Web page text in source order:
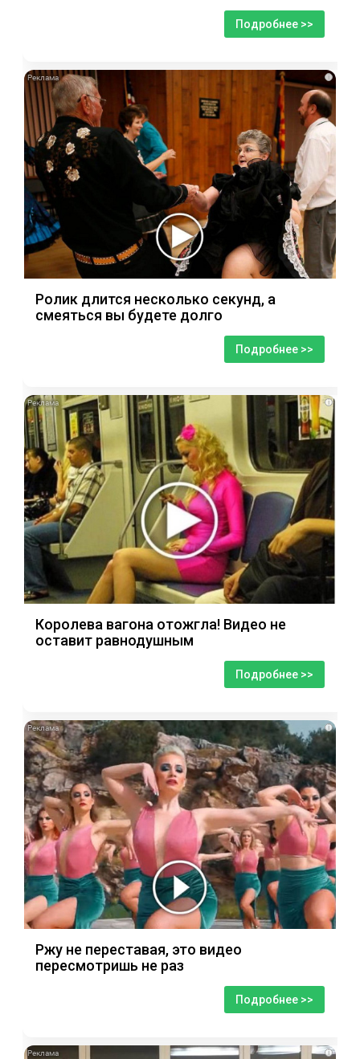
Подробнее >>
i
Ролик длится несколько секунд, а
смеяться вы будете долго
Подробнее >>
i
Королева вагона отожгла! Видео не
оставит равнодушным
Подробнее >>
i
Ржу не переставая, это видео
пересмотришь не раз
Подробнее >>
i